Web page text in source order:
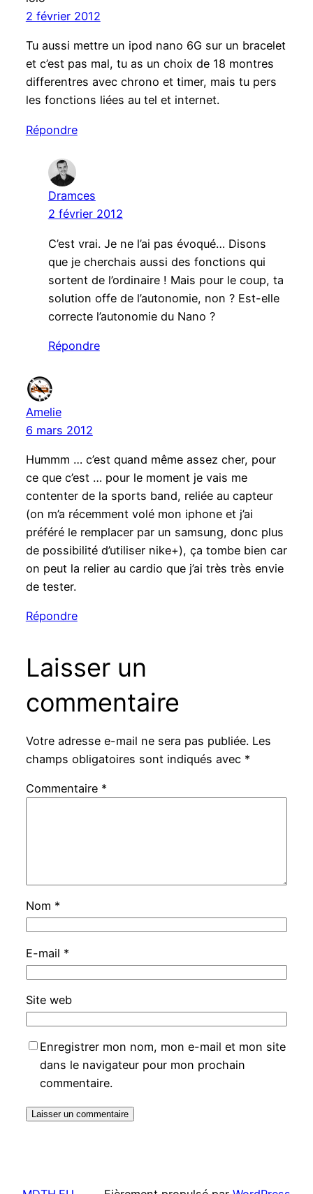
2 février 2012
Tu aussi mettre un ipod nano 6G sur un bracelet
et c’est pas mal, tu as un choix de 18 montres
differentres avec chrono et timer, mais tu pers
les fonctions liées au tel et internet.
Répondre
Dramces
2 février 2012
C’est vrai. Je ne l’ai pas évoqué… Disons
que je cherchais aussi des fonctions qui
sortent de l’ordinaire ! Mais pour le coup, ta
solution offe de l’autonomie, non ? Est-elle
correcte l’autonomie du Nano ?
Répondre
Amelie
6 mars 2012
Hummm … c’est quand même assez cher, pour
ce que c’est … pour le moment je vais me
contenter de la sports band, reliée au capteur
(on m’a récemment volé mon iphone et j’ai
préféré le remplacer par un samsung, donc plus
de possibilité d’utiliser nike+), ça tombe bien car
on peut la relier au cardio que j’ai très très envie
de tester.
Répondre
Laisser un
commentaire
Votre adresse e-mail ne sera pas publiée. Les
champs obligatoires sont indiqués avec *
Commentaire *
Nom *
E-mail *
Site web
Enregistrer mon nom, mon e-mail et mon site
dans le navigateur pour mon prochain
commentaire.